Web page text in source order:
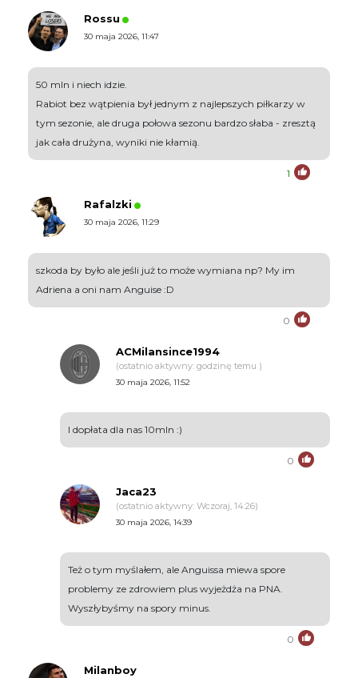
Rossu
30 maja 2026, 11:47
50 mln i niech idzie.
Rabiot bez wątpienia był jednym z najlepszych piłkarzy w
tym sezonie, ale druga połowa sezonu bardzo słaba - zresztą
jak cała drużyna, wyniki nie kłamią.
1
Rafalzki
30 maja 2026, 11:29
szkoda by było ale jeśli już to może wymiana np? My im
Adriena a oni nam Anguise :D
0
ACMilansince1994
(ostatnio aktywny: godzinę temu )
30 maja 2026, 11:52
I dopłata dla nas 10mln :)
0
Jaca23
(ostatnio aktywny: Wczoraj, 14:26)
30 maja 2026, 14:39
Też o tym myślałem, ale Anguissa miewa spore
problemy ze zdrowiem plus wyjeżdża na PNA.
Wyszłybyśmy na spory minus.
0
Milanboy